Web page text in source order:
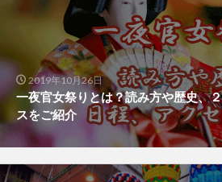
2019年10月26日
一夜官女祭りとは？読み方や歴史、
スをご紹介